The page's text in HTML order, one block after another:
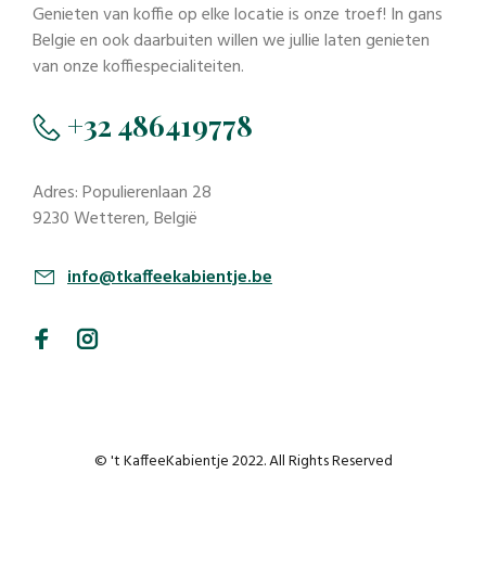
Genieten van koffie op elke locatie is onze troef! In gans
Belgie en ook daarbuiten willen we jullie laten genieten
van onze koffiespecialiteiten.
+32 486419778
Adres: Populierenlaan 28
9230 Wetteren, België
info@tkaffeekabientje.be
© 't KaffeeKabientje 2022. All Rights Reserved